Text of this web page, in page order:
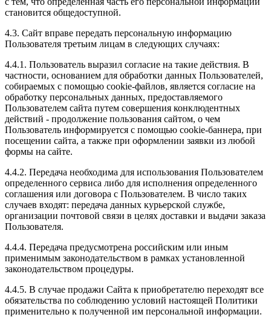
становится общедоступной.
4.3. Сайт вправе передать персональную информацию
Пользователя третьим лицам в следующих случаях:
4.4.1. Пользователь выразил согласие на такие действия. В
частности, основанием для обработки данных Пользователей,
собираемых с помощью cookie-файлов, является согласие на
обработку персональных данных, предоставляемого
Пользователем сайта путем совершения конклюдентных
действий - продолжение пользования сайтом, о чем
Пользователь информируется с помощью cookie-баннера, при
посещении сайта, а также при оформлении заявки из любой
формы на сайте.
4.4.2. Передача необходима для использования Пользователем
определенного сервиса либо для исполнения определенного
соглашения или договора с Пользователем. В число таких
случаев входят: передача данных курьерской службе,
организации почтовой связи в целях доставки и выдачи заказа
Пользователя.
4.4.4. Передача предусмотрена российским или иным
применимым законодательством в рамках установленной
законодательством процедуры.
4.4.5. В случае продажи Сайта к приобретателю переходят все
обязательства по соблюдению условий настоящей Политики
применительно к полученной им персональной информации.